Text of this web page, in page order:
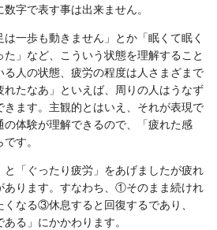
字で表す事は出来ません。
一歩も動きません」とか「眠くて眠く
」など、こういう状態を理解すること
る人の状態、疲労の程度は人さまざまで
たなあ」といえば、周りの人はうなず
きます。主観的とはいえ、それが表現で
体験が理解できるので、「疲れた感
す。
「ぐったり疲労」をあげましたが疲れ
あります。すなわち、①そのまま続けれ
なる③休息すると回復するであり、
ある」にかかわります。